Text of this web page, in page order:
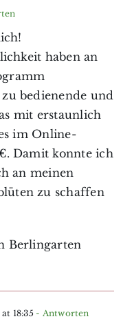
haben an
bedienende und
mit erstaunlich
im Online-
Damit konnte ich
an meinen
zu schaffen
Berlingarten
18:35 - Antworten